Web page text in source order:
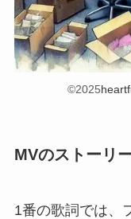
©2025
MVのストーリ
1番の歌詞では、